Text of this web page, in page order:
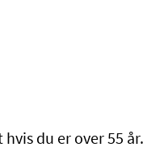
du er over 55